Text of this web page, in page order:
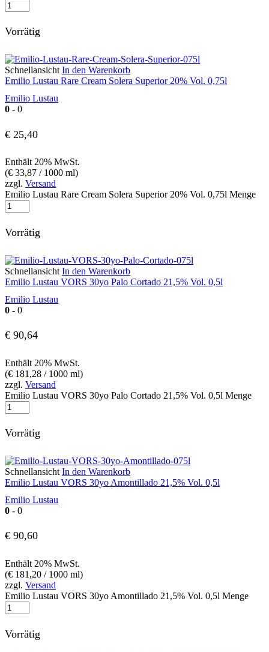
Vorrätig
Schnellansicht In den Warenkorb
Emilio Lustau Rare Cream Solera Superior 20% Vol. 0,75l
Emilio Lustau
0 - 0
€ 25,40
Enthält 20% MwSt.
(€ 33,87 / 1000 ml)
zzgl. Versand
Emilio Lustau Rare Cream Solera Superior 20% Vol. 0,75l Menge
Vorrätig
Schnellansicht In den Warenkorb
Emilio Lustau VORS 30yo Palo Cortado 21,5% Vol. 0,5l
Emilio Lustau
0 - 0
€ 90,64
Enthält 20% MwSt.
(€ 181,28 / 1000 ml)
zzgl. Versand
Emilio Lustau VORS 30yo Palo Cortado 21,5% Vol. 0,5l Menge
Vorrätig
Schnellansicht In den Warenkorb
Emilio Lustau VORS 30yo Amontillado 21,5% Vol. 0,5l
Emilio Lustau
0 - 0
€ 90,60
Enthält 20% MwSt.
(€ 181,20 / 1000 ml)
zzgl. Versand
Emilio Lustau VORS 30yo Amontillado 21,5% Vol. 0,5l Menge
Vorrätig